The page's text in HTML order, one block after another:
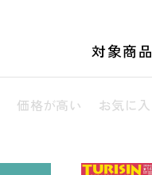
対象商
価格が高い お気に